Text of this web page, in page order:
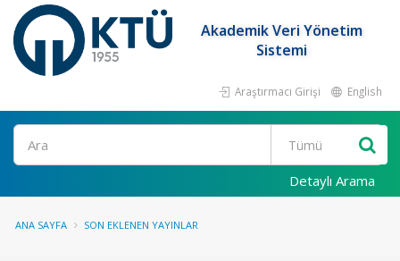
Akademik Veri Yönetim
Sistemi
Araştırmacı Girişi English
Ara
Detaylı Arama
ANA SAYFA SON EKLENEN YAYINLAR